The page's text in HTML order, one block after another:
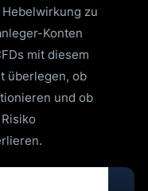
zu
Konten
mit diesem
überlegen, ob
und ob